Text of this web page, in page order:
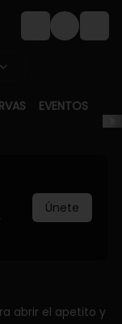
Login
EVENTOS
Únete
abrir el apetito y